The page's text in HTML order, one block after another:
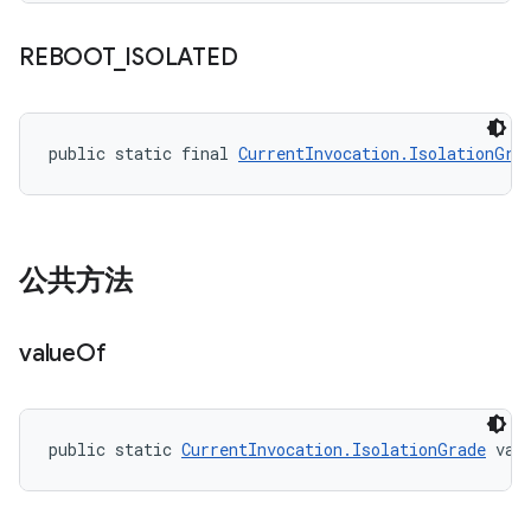
REBOOT_ ISOLATED
public static final
公共方法
valueOf
public static CurrentInvocation.IsolationGrade